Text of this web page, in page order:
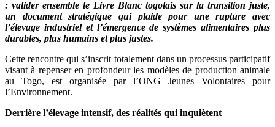
: valider ensemble le Livre Blanc togolais sur la transition juste,
un document stratégique qui plaide pour une rupture avec
l’élevage industriel et l’émergence de systèmes alimentaires plus
durables, plus humains et plus justes.
Cette rencontre qui s’inscrit totalement dans un processus participatif
visant à repenser en profondeur les modèles de production animale
au Togo, est organisée par l’ONG Jeunes Volontaires pour
l’Environnement.
Derrière l’élevage intensif, des réalités qui inquiètent